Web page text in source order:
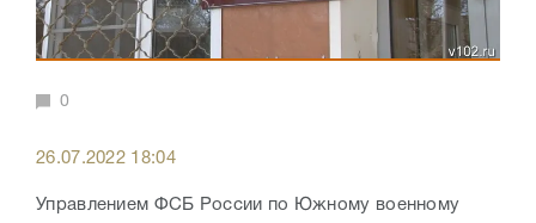
0
26.07.2022 18:04
Управлением ФСБ России по Южному военному